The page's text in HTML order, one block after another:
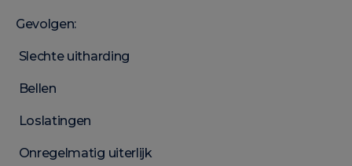
Gevolgen:
Slechte uitharding
Bellen
Loslatingen
Onregelmatig uiterlijk